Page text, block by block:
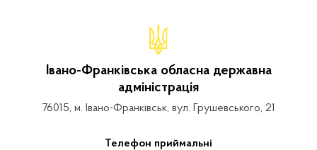
Івано-Франківська обласна державна
адміністрація
76015, м. Івано-Франківськ, вул. Грушевського, 21
Телефон приймальні